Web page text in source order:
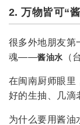
2. 万物皆可“
很多外地朋友第
魂——酱油水 （
在闽南厨师眼里
好的生抽、几滴
为什么要用酱油